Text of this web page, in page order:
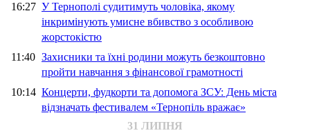
16:27 У Тернополі судитимуть чоловіка, якому
інкримінують умисне вбивство з особливою
жорстокістю
11:40 Захисники та їхні родини можуть безкоштовно
пройти навчання з фінансової грамотності
10:14 Концерти, фудкорти та допомога ЗСУ: День міста
відзначать фестивалем «Тернопіль вражає»
31 ЛИПНЯ